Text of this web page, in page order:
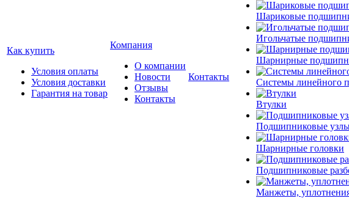
Как купить
Условия оплаты
Условия доставки
Гарантия на товар
Компания
О компании
Новости
Отзывы
Контакты
Контакты
Шариковые
Игольчатые
Шарнирные
Системы линейного
Втулки
Подшипниковые
Шарнирные головки
Подшипниковые
Манжеты,